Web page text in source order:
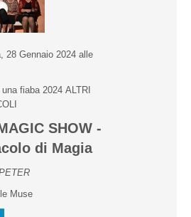
28 Gennaio 2024 alle
fiaba 2024 ALTRI
SHOW -
di Magia
Muse